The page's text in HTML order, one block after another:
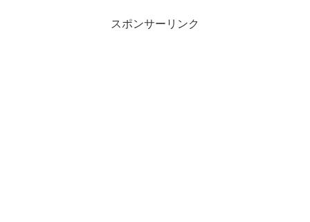
スポンサーリンク